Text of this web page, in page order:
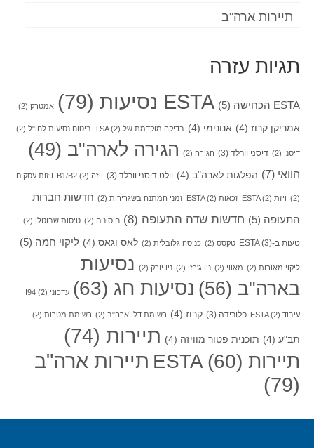
תיירות ארה"ב
תגיות עזרה
ESTA הכחישה (5) ESTA נסיעות (79) אמטרק (2)
אמריקן קרוז (4) אנונימי (4) בדיקה מוקדמת של TSA (2) ביטוח נסיעות לחו"ל (2)
דיסני (2) דיסני וורלד (3) הגירה (2) הגירה לארה"ב (49)
הוואי (7) הפלגות לארה"ב (4) וולט דיסני וורלד (3) ויזה B1/B2 (2) ויזות עסקים
(2) ויזת ESTA (2) זכאות ESTA (2) זמני המתנה בשגרירות (2)
חדשות חברות
התעופה (5) חדשות שדה התעופה (8) חיסונים (2) טיסות שבוטלו (2)
טעות ב-ESTA(3) טקסס (2) כניסה גלובלית (2) לאס וגאס (4) ליקוי חמה (5)
ליקוי מאורות (2) מאווי (2) ניו ג'רזי (2) ניו יורק (2)
נסיעות
בארה"ב (56) נסיעות חג (63) עדכוני I94 (2)
עיבוד ESTA (2) פלורידה (3) קרוז (4) רשימת דלי ארה"ב (2) רשימת מטרות (2)
תב"ע (4) תוכנית פטור מוויזה (4) תיירות (74)
תיירות ESTA (60)
תיירות ארה"ב
(79)